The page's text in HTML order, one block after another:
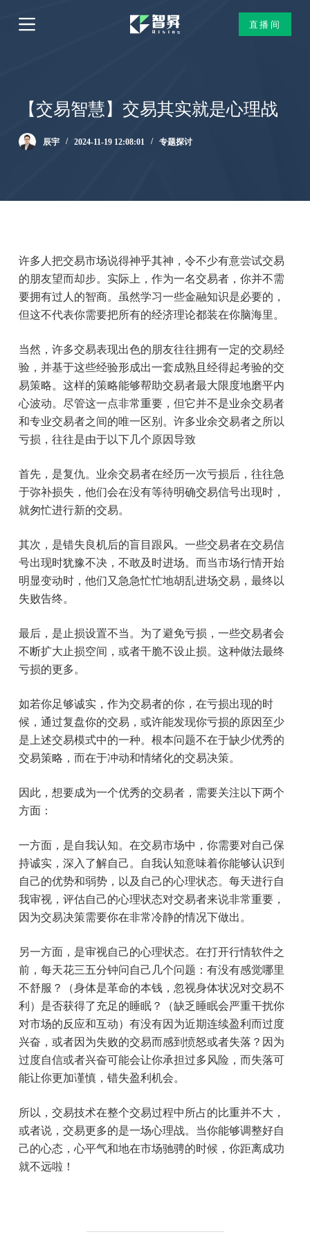
跳
过
直播间
【交易智慧】交易其实就是心理战
辰宇 2024-11-19 12:08:01 专题探讨
许多人把交易市场说得神乎其神，令不少有意尝试交易
的朋友望而却步。实际上，作为一名交易者，你并不需
要拥有过人的智商。虽然学习一些金融知识是必要的，
但这不代表你需要把所有的经济理论都装在你脑海里。
当然，许多交易表现出色的朋友往往拥有一定的交易经
验，并基于这些经验形成出一套成熟且经得起考验的交
易策略。这样的策略能够帮助交易者最大限度地磨平内
心波动。尽管这一点非常重要，但它并不是业余交易者
和专业交易者之间的唯一区别。许多业余交易者之所以
亏损，往往是由于以下几个原因导致
首先，是复仇。业余交易者在经历一次亏损后，往往急
于弥补损失，他们会在没有等待明确交易信号出现时，
就匆忙进行新的交易。
其次，是错失良机后的盲目跟风。一些交易者在交易信
号出现时犹豫不决，不敢及时进场。而当市场行情开始
明显变动时，他们又急急忙忙地胡乱进场交易，最终以
失败告终。
最后，是止损设置不当。为了避免亏损，一些交易者会
不断扩大止损空间，或者干脆不设止损。这种做法最终
亏损的更多。
如若你足够诚实，作为交易者的你，在亏损出现的时
候，通过复盘你的交易，或许能发现你亏损的原因至少
是上述交易模式中的一种。根本问题不在于缺少优秀的
交易策略，而在于冲动和情绪化的交易决策。
因此，想要成为一个优秀的交易者，需要关注以下两个
方面：
一方面，是自我认知。在交易市场中，你需要对自己保
持诚实，深入了解自己。自我认知意味着你能够认识到
自己的优势和弱势，以及自己的心理状态。每天进行自
我审视，评估自己的心理状态对交易者来说非常重要，
因为交易决策需要你在非常冷静的情况下做出。
另一方面，是审视自己的心理状态。在打开行情软件之
前，每天花三五分钟问自己几个问题：有没有感觉哪里
不舒服？（身体是革命的本钱，忽视身体状况对交易不
利）是否获得了充足的睡眠？（缺乏睡眠会严重干扰你
对市场的反应和互动）有没有因为近期连续盈利而过度
兴奋，或者因为失败的交易而感到愤怒或者失落？因为
过度自信或者兴奋可能会让你承担过多风险，而失落可
能让你更加谨慎，错失盈利机会。
所以，交易技术在整个交易过程中所占的比重并不大，
或者说，交易更多的是一场心理战。当你能够调整好自
己的心态，心平气和地在市场驰骋的时候，你距离成功
就不远啦！